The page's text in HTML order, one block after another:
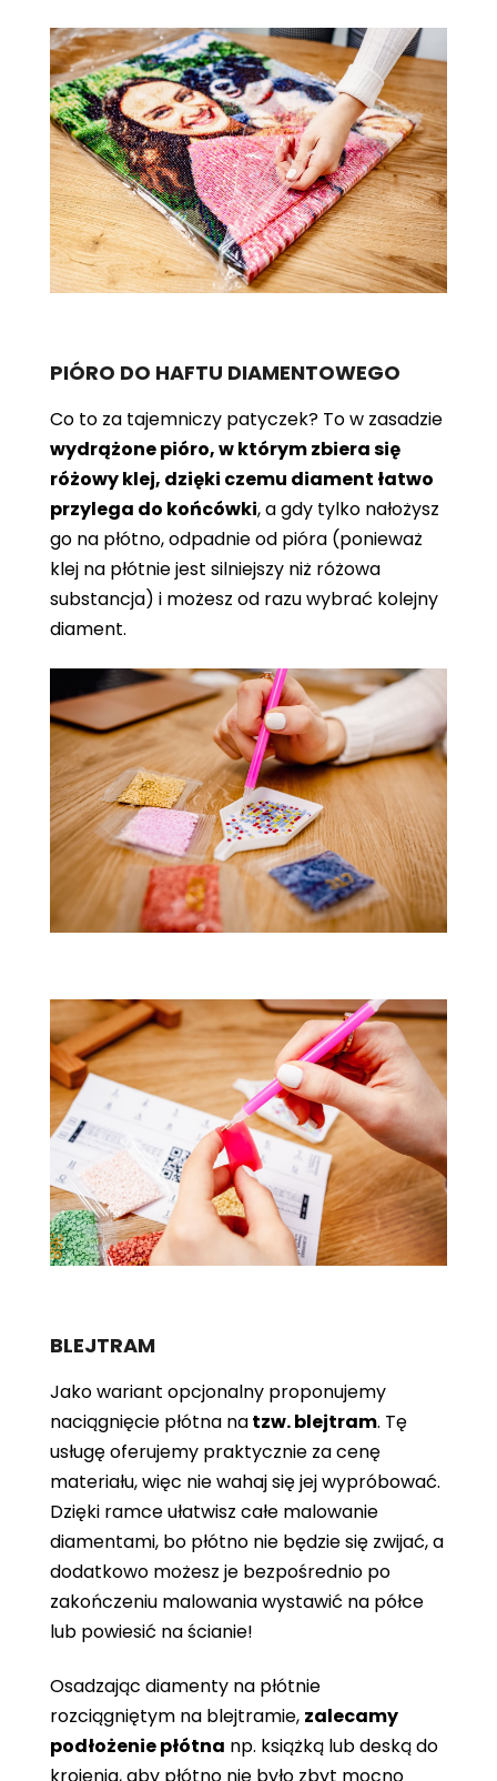
PIÓRO DO HAFTU DIAMENTOWEGO
Co to za tajemniczy patyczek? To w zasadzie
wydrążone pióro, w którym zbiera się
różowy klej, dzięki czemu diament łatwo
przylega do końcówki, a gdy tylko nałożysz
go na płótno, odpadnie od pióra (ponieważ
klej na płótnie jest silniejszy niż różowa
substancja) i możesz od razu wybrać kolejny
diament.
BLEJTRAM
Jako wariant opcjonalny proponujemy
naciągnięcie płótna natzw. blejtram. Tę
usługę oferujemy praktycznie za cenę
materiału, więc nie wahaj się jej wypróbować.
Dzięki ramce ułatwisz całe malowanie
diamentami, bo płótno nie będzie się zwijać, a
dodatkowo możesz je bezpośrednio po
zakończeniu malowania wystawić na półce
lub powiesić na ścianie!
Osadzając diamenty na płótnie
rozciągniętym na blejtramie, zalecamy
podłożenie płótna np. książką lub deską do
krojenia, aby płótno nie było zbyt mocno